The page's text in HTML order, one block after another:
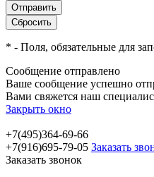
* - Поля, обязательные для
Сообщение отправлено
Ваше сообщение успешно
Вами свяжется наш
Закрыть окно
+7(495)364-69-66
+7(916)695-79-05 Заказать
Заказать звонок